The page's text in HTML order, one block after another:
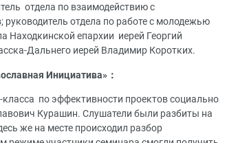
отдела по взаимодействию с
отдела по работе с молодежью
Находкинской епархии иерей Георгий
Дальнего иерей Владимир Коротких.
Инициатива» ：
по эффективности проектов социально
Курашин. Слушатели были разбиты на
же на месте происходил разбор